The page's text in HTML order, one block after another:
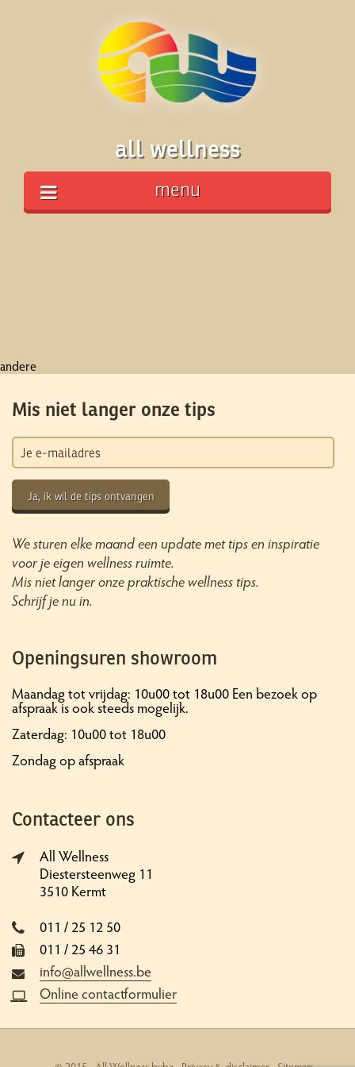
all wellness
menu
andere
Mis niet langer onze tips
Ja, ik wil de tips ontvangen
We sturen elke maand een update met tips en inspiratie
voor je eigen wellness ruimte.
Mis niet langer onze praktische wellness tips.
Schrijf je nu in.
Openingsuren showroom
Maandag tot vrijdag: 10u00 tot 18u00 Een bezoek op
afspraak is ook steeds mogelijk.
Zaterdag: 10u00 tot 18u00
Zondag op afspraak
Contacteer ons
All Wellness
Diestersteenweg 11
3510 Kermt
011 / 25 12 50
011 / 25 46 31
info@allwellness.be
Online contactformulier